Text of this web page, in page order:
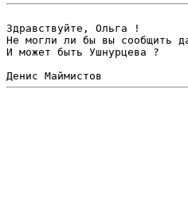
Здравствуйте, Ольга !
Не могли ли бы вы сообщить
И может быть Ушнурцева ?